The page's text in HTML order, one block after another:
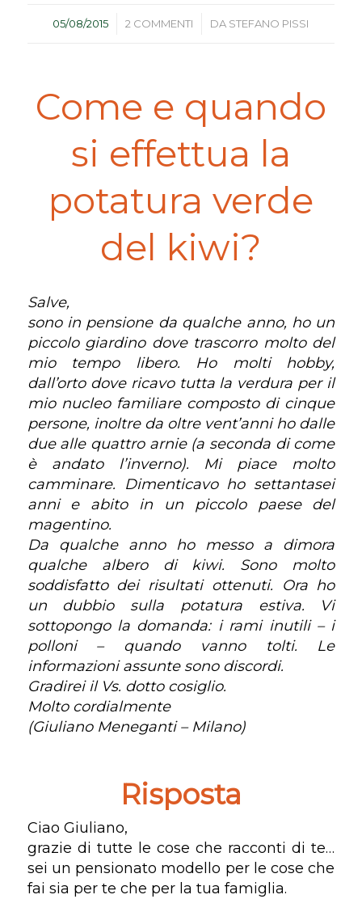
05/08/2015
/ 2 COMMENTI
/ DA STEFANO PISSI
Come e quando
si effettua la
potatura verde
del kiwi?
Salve,
sono in pensione da qualche anno, ho un
piccolo giardino dove trascorro molto del
mio tempo libero. Ho molti hobby,
dall’orto dove ricavo tutta la verdura per il
mio nucleo familiare composto di cinque
persone, inoltre da oltre vent’anni ho dalle
due alle quattro arnie (a seconda di come
è andato l’inverno). Mi piace molto
camminare. Dimenticavo ho settantasei
anni e abito in un piccolo paese del
magentino.
Da qualche anno ho messo a dimora
qualche albero di kiwi. Sono molto
soddisfatto dei risultati ottenuti. Ora ho
un dubbio sulla potatura estiva. Vi
sottopongo la domanda: i rami inutili – i
polloni – quando vanno tolti. Le
informazioni assunte sono discordi.
Gradirei il Vs. dotto cosiglio.
Molto cordialmente
(Giuliano Meneganti – Milano)
Risposta
Ciao Giuliano,
grazie di tutte le cose che racconti di te…
sei un pensionato modello per le cose che
fai sia per te che per la tua famiglia.